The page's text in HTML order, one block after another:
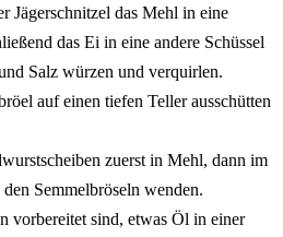
Jägerschnitzel das Mehl in eine
das Ei in eine andere Schüssel
Salz würzen und verquirlen.
auf einen tiefen Teller ausschütten
zuerst in Mehl, dann im
Semmelbröseln wenden.
vorbereitet sind, etwas Öl in einer